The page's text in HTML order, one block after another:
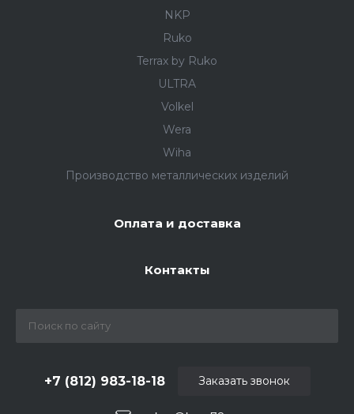
NKP
Ruko
Terrax by Ruko
ULTRA
Volkel
Wera
Wiha
Производство металлических изделий
Оплата и доставка
Контакты
+7 (812) 983-18-18 Заказать звонок